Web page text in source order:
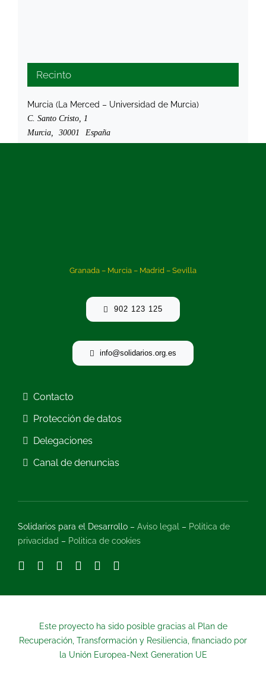
Recinto
Murcia (La Merced – Universidad de Murcia)
C. Santo Cristo, 1
Murcia, 30001 España
Granada – Murcia – Madrid – Sevilla
902 123 125
info@solidarios.org.es
Contacto
Protección de datos
Delegaciones
Canal de denuncias
Solidarios para el Desarrollo – Aviso legal – Politica de
privacidad – Politica de cookies
Este proyecto ha sido posible gracias al Plan de
Recuperación, Transformación y Resiliencia, financiado por
la Unión Europea-Next Generation UE